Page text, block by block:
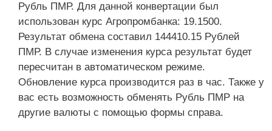
Рубль ПМР. Для данной конвертации был
использован курс Агропромбанка: 19.1500.
Результат обмена составил 144410.15 Рублей
ПМР. В случае изменения курса результат будет
пересчитан в автоматическом режиме.
Обновление курса производится раз в час. Также у
вас есть возможность обменять Рубль ПМР на
другие валюты с помощью формы справа.